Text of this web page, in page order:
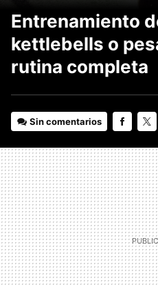
Entrenamiento
kettlebells o
rutina completa
Sin comentarios